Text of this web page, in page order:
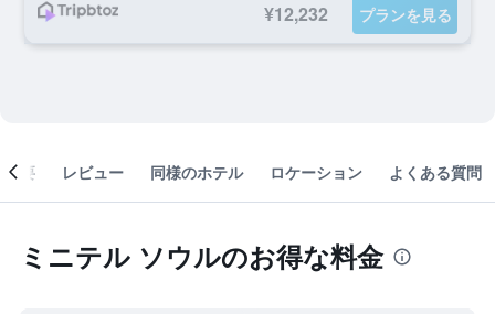
¥12,232 プランを見る
概要 レビュー 同様のホテル ロケーション よくある質問
ミニテル ソウルのお得な料金